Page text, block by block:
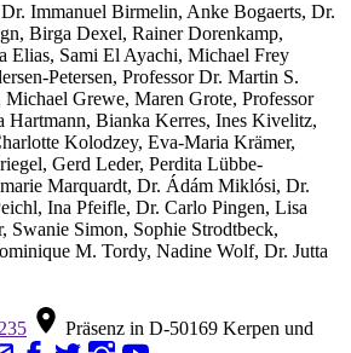
Immanuel Birmelin, Anke Bogaerts, Dr.
Birga Dexel, Rainer Dorenkamp,
Elias, Sami El Ayachi, Michael Frey
Petersen, Professor Dr. Martin S.
Grewe, Maren Grote, Professor
Hartmann, Bianka Kerres, Ines Kivelitz,
Kolodzey, Eva-Maria Krämer,
Gerd Leder, Perdita Lübbe-
Marquardt, Dr. Ádám Miklósi, Dr.
Ina Pfeifle, Dr. Carlo Pingen, Lisa
Swanie Simon, Sophie Strodtbeck,
M. Tordy, Nadine Wolf, Dr. Jutta
Präsenz in D-50169 Kerpen und